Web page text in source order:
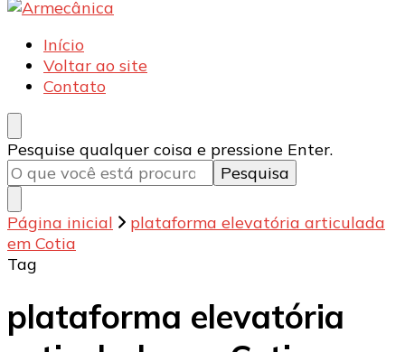
Armecânica
Blog
Início
Voltar ao site
Contato
Procurando
algo?
Pesquise qualquer coisa e pressione Enter.
Página inicial
plataforma elevatória articulada
em Cotia
Tag
plataforma elevatória